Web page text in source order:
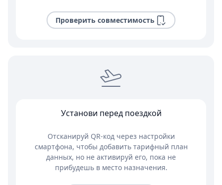
Проверить совместимость
Установи перед поездкой
Отсканируй QR-код через настройки
смартфона, чтобы добавить тарифный план
данных, но не активируй его, пока не
прибудешь в место назначения.